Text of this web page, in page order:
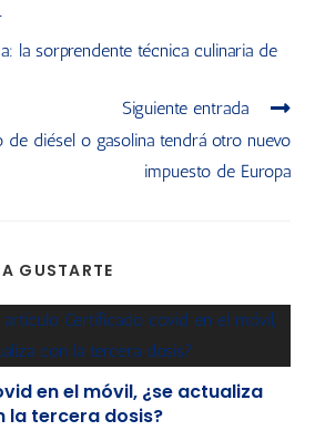
la sorprendente técnica culinaria de
Siguiente entrada
de diésel o gasolina tendrá otro nuevo
impuesto de Europa
GUSTARTE
en el móvil, ¿se actualiza
la tercera dosis?